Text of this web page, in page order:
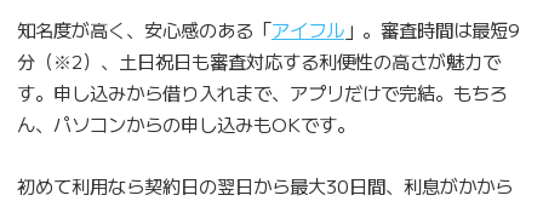
知名度が高く、安心感のある「アイフル」。審査時間は最短9
分（※2）、土日祝日も審査対応する利便性の高さが魅力で
す。申し込みから借り入れまで、アプリだけで完結。もちろ
ん、パソコンからの申し込みもOKです。
初めて利用なら契約日の翌日から最大30日間、利息がかから